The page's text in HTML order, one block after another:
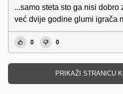
...samo steta sto ga nisi
već dvije godine glumi igrača
0 0
PRIKAŽI STRANICU